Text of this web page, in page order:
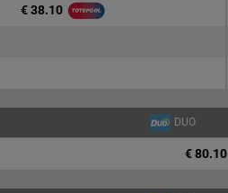
€ 38.10
DUO
€ 80.10